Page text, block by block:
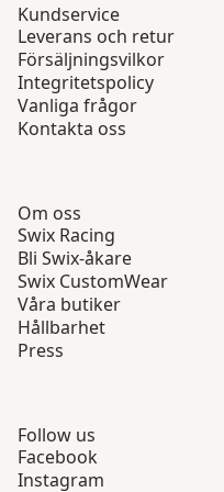
Kundservice
Leverans och retur
Försäljningsvilkor
Integritetspolicy
Vanliga frågor
Kontakta oss
Om oss
Swix Racing
Bli Swix-åkare
Swix CustomWear
Våra butiker
Hållbarhet
Press
Follow us
Facebook
Instagram